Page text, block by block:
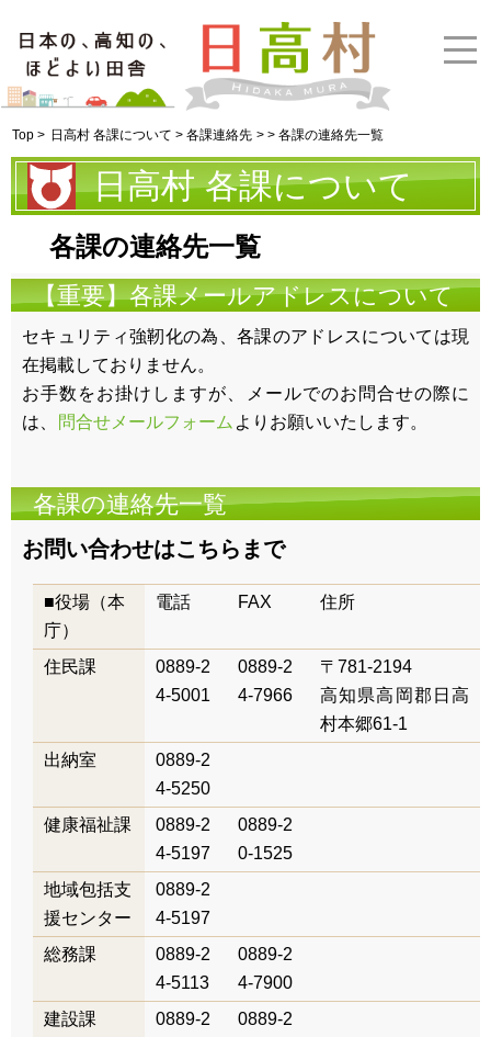
Top > 日高村 各課について > 各課連絡先 > > 各課の連絡先一覧
日高村 各課について
各課の連絡先一覧
【重要】各課メールアドレスについて
セキュリティ強靭化の為、各課のアドレスについては現
在掲載しておりません。
お手数をお掛けしますが、メールでのお問合せの際に
は、
問合せメールフォーム よりお願いいたします。
各課の連絡先一覧
お問い合わせはこちらまで
■役場（本
庁）
電話 FAX 住所
住民課
0889-2
4-5001
0889-2
4-7966
〒781-2194
高知県高岡郡日高
村本郷61-1
出納室
0889-2
4-5250
健康福祉課
0889-2
4-5197
0889-2
0-1525
地域包括支
援センター
0889-2
4-5197
総務課
0889-2
4-5113
0889-2
4-7900
建設課
0889-2
0889-2